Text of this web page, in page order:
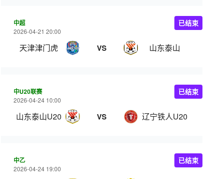
中超
2026-04-21 20:00
天津津门虎 VS 山东泰山
已结束
中U20联赛
2026-04-24 10:00
山东泰山U20 VS 辽宁铁人U20
已结束
中乙
2026-04-24 19:00
已结束